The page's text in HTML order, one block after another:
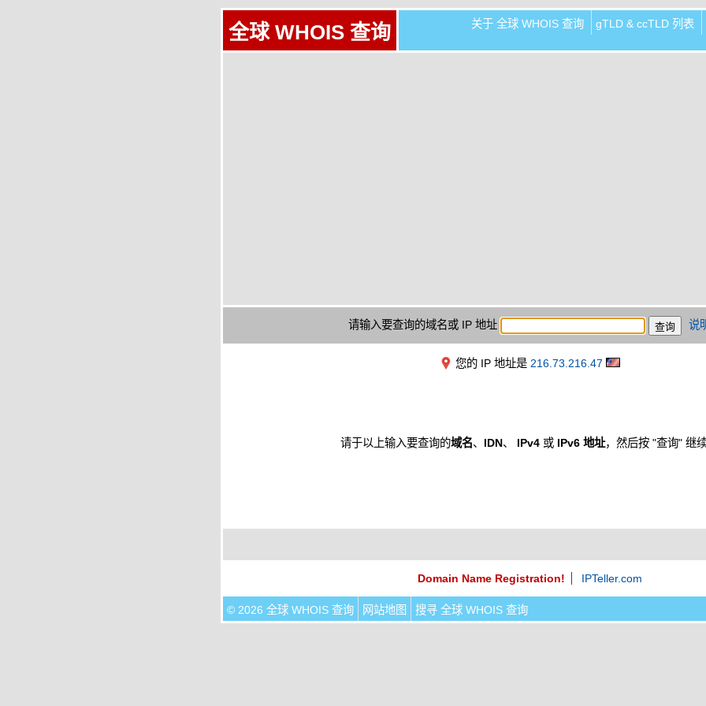
全球 WHOIS 查询 关于 全球 WHOIS 查询 gTLD & ccTLD 列表
请输入要查询的域名或 IP 地址 说
您的 IP 地址是 216.73.216.47
请于以上输入要查询的域名、 IDN、 IPv4 或 IPv6 地址，然后按 "查询" 继续
Domain Name Registration! IPTeller.com
© 2026 全球 WHOIS 查询 网站地图 搜寻 全球 WHOIS 查询